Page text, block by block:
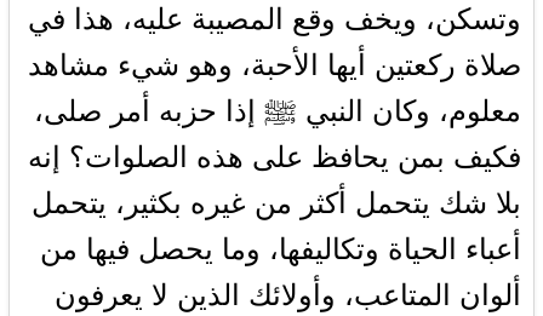
وتسكن، ويخف وقع المصيبة عليه، هذا في
صلاة ركعتين أيها الأحبة، وهو شيء مشاهد
معلوم، وكان النبي ﷺ إذا حزبه أمر صلى،
فكيف بمن يحافظ على هذه الصلوات؟ إنه
بلا شك يتحمل أكثر من غيره بكثير، يتحمل
أعباء الحياة وتكاليفها، وما يحصل فيها من
ألوان المتاعب، وأولائك الذين لا يعرفون